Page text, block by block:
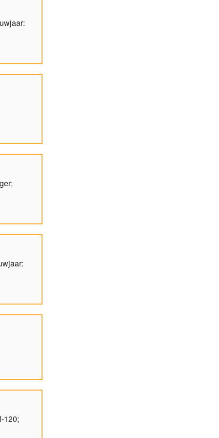
120;